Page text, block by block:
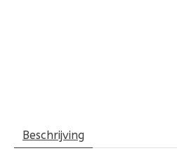
Beschrijving